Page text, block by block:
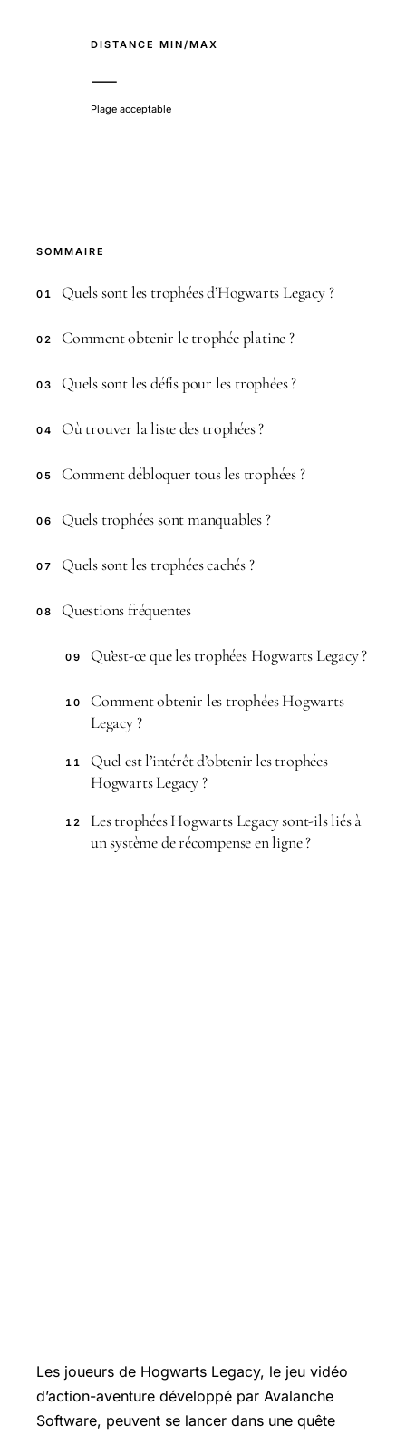
DISTANCE MIN/MAX
—
Plage acceptable
SOMMAIRE
01 Quels sont les trophées d’Hogwarts Legacy ?
02 Comment obtenir le trophée platine ?
03 Quels sont les défis pour les trophées ?
04 Où trouver la liste des trophées ?
05 Comment débloquer tous les trophées ?
06 Quels trophées sont manquables ?
07 Quels sont les trophées cachés ?
08 Questions fréquentes
09 Qu’est-ce que les trophées Hogwarts Legacy ?
10
Comment obtenir les trophées Hogwarts
Legacy ?
11
Quel est l’intérêt d’obtenir les trophées
Hogwarts Legacy ?
12
Les trophées Hogwarts Legacy sont-ils liés à
un système de récompense en ligne ?
Les joueurs de Hogwarts Legacy, le jeu vidéo
d’action-aventure développé par Avalanche
Software, peuvent se lancer dans une quête